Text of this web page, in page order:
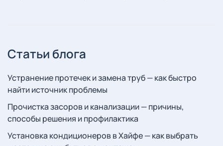
Статьи блога
Устранение протечек и замена труб — как быстро
найти источник проблемы
Прочистка засоров и канализации — причины,
способы решения и профилактика
Установка кондиционеров в Хайфе — как выбрать